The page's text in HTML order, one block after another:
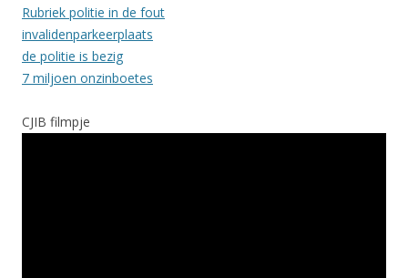
Rubriek politie in de fout
invalidenparkeerplaats
de politie is bezig
7 miljoen onzinboetes
CJIB filmpje